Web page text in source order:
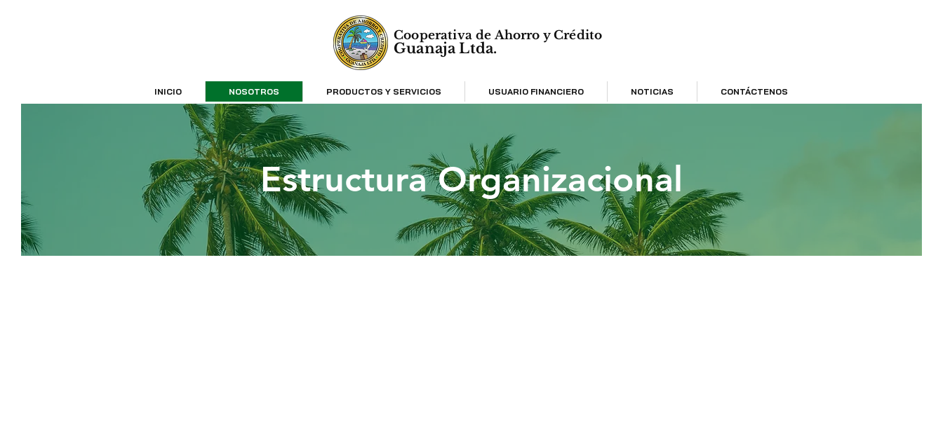
Cooperativa de Ahorro y Crédito
Guanaja Ltda.
INICIO NOSOTROS PRODUCTOS Y SERVICIOS USUARIO FINANCIERO NOTICIAS CONTÁCTENOS
Estructura Organizacional